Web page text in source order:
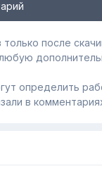
после
определить
в